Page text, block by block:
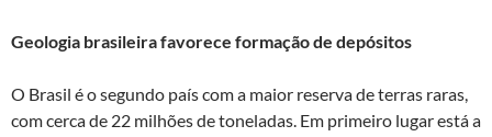
Geologia brasileira favorece formação de depósitos
O Brasil é o segundo país com a maior reserva de terras raras,
com cerca de 22 milhões de toneladas. Em primeiro lugar está a